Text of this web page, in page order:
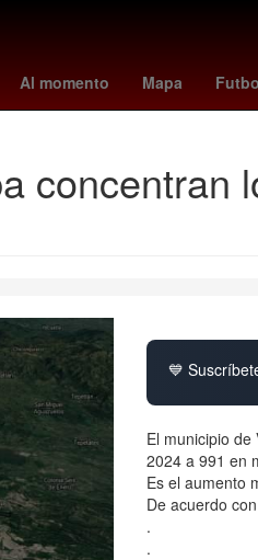
Al momento Mapa
España rosario central
💙
El municipio
2024 a 991 en
Es el aumento
De acuerdo
.
.